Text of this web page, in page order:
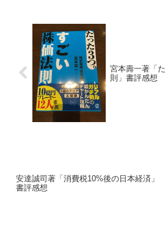
宮本壽一著「
則」書評感想
安達誠司著「消費税10%後の日本経済」
書評感想